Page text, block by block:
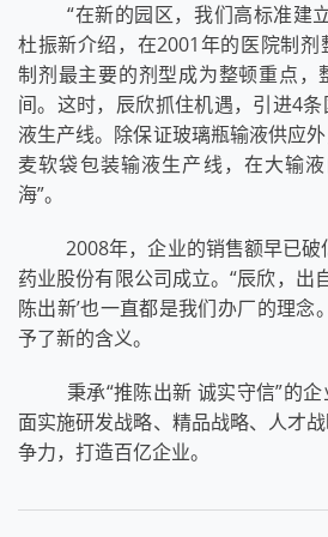
“在新的园区，我们高标准建
杜振新介绍，在2001年的医院制
制剂最主要的剂型成为整顿重点，
间。这时，辰欣抓住机遇，引进4
液生产线。除保证玻璃瓶输液供应
麦软袋包装输液生产线，在大输
海”。
2008年，企业的销售额早已
药业股份有限公司成立。“辰欣，出
陈出新’也一直都是我们办厂的理念
予了新的含义。
秉承“推陈出新 诚实守信”的
面实施研发战略、精品战略、人才
争力，打造百亿企业。